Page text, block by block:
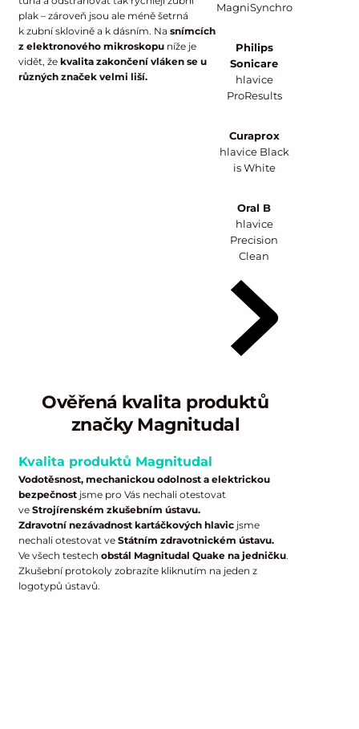
plak – zároveň jsou ale méně šetrná
k zubní sklovině a k dásním. Na snímcích
z elektronového mikroskopu níže je
vidět, že kvalita zakončení vláken se u
různých značek velmi liší.
MagniSynchro
Philips
Sonicare
hlavice
ProResults
Curaprox
hlavice Black
is White
Oral B
hlavice
Precision
Clean
Ověřená kvalita produktů
značky Magnitudal
Kvalita produktů Magnitudal
Vodotěsnost, mechanickou odolnost a elektrickou
bezpečnost jsme pro Vás nechali otestovat
ve Strojírenském zkušebním ústavu.
Zdravotní nezávadnost kartáčkových hlavic jsme
nechali otestovat ve Státním zdravotnickém ústavu.
Ve všech testech obstál Magnitudal Quake na jedničku.
Zkušební protokoly zobrazíte kliknutím na jeden z
logotypů ústavů.